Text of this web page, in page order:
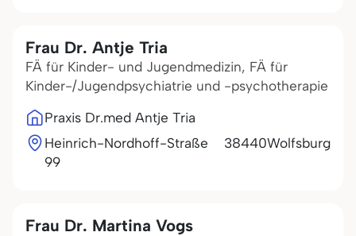
Frau Dr. Antje Tria
FÄ für Kinder- und Jugendmedizin, FÄ für
Kinder-/Jugendpsychiatrie und -psychotherapie
Praxis Dr.med Antje Tria
Heinrich-Nordhoff-Straße
99
38440Wolfsburg
Frau Dr. Martina Vogs